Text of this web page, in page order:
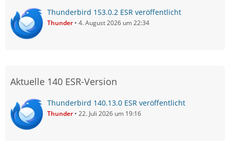
Thunderbird 153.0.2 ESR veröffentlicht
Thunder 4. August 2026 um 22:34
Aktuelle 140 ESR-Version
Thunderbird 140.13.0 ESR veröffentlicht
Thunder 22. Juli 2026 um 19:16